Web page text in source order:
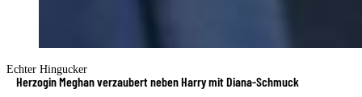
Echter Hingucker
Herzogin Meghan verzaubert neben Harry mit Diana-Schmuck